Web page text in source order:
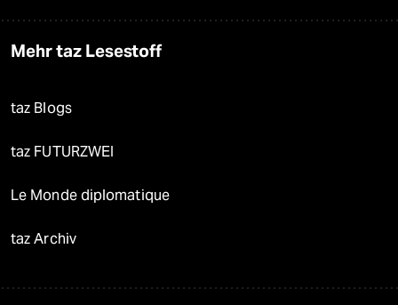
Mehr taz Lesestoff
taz Blogs
taz FUTURZWEI
Le Monde diplomatique
taz Archiv